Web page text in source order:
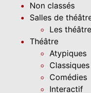
Non classés
Salles de
Les
Théâtre
Atypiques
Classiques
Comédies
Interactif